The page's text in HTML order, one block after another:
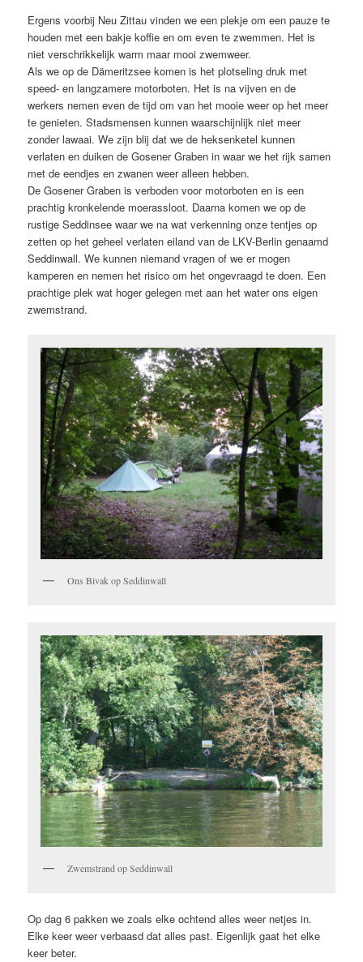
Ergens voorbij Neu Zittau vinden we een plekje om een pauze te
houden met een bakje koffie en om even te zwemmen. Het is
niet verschrikkelijk warm maar mooi zwemweer.
Als we op de Dämeritzsee komen is het plotseling druk met
speed- en langzamere motorboten. Het is na vijven en de
werkers nemen even de tijd om van het mooie weer op het meer
te genieten. Stadsmensen kunnen waarschijnlijk niet meer
zonder lawaai. We zijn blij dat we de heksenketel kunnen
verlaten en duiken de Gosener Graben in waar we het rijk samen
met de eendjes en zwanen weer alleen hebben.
De Gosener Graben is verboden voor motorboten en is een
prachtig kronkelende moerassloot. Daarna komen we op de
rustige Seddinsee waar we na wat verkenning onze tentjes op
zetten op het geheel verlaten eiland van de LKV-Berlin genaamd
Seddinwall. We kunnen niemand vragen of we er mogen
kamperen en nemen het risico om het ongevraagd te doen. Een
prachtige plek wat hoger gelegen met aan het water ons eigen
zwemstrand.
Ons Bivak op Seddinwall
Zwemstrand op Seddinwall
Op dag 6 pakken we zoals elke ochtend alles weer netjes in.
Elke keer weer verbaasd dat alles past. Eigenlijk gaat het elke
keer beter.